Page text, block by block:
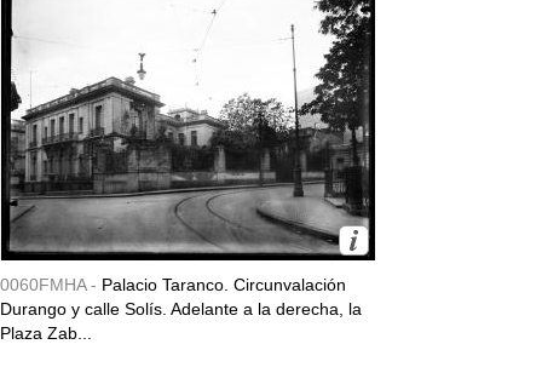
0060FMHA - Palacio Taranco. Circunvalación
Durango y calle Solís. Adelante a la derecha, la
Plaza Zab...